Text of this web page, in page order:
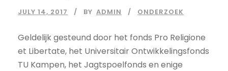
JULY 14, 2017 BY ADMIN ONDERZOEK
Geldelijk gesteund door het fonds Pro Religione
et Libertate, het Universitair Ontwikkelingsfonds
TU Kampen, het Jagtspoelfonds en enige